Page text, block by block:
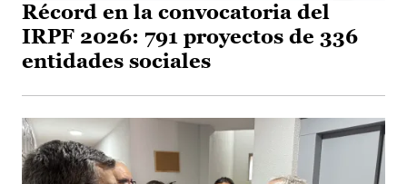
Récord en la convocatoria del
IRPF 2026: 791 proyectos de 336
entidades sociales